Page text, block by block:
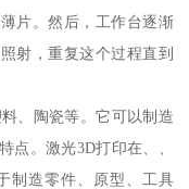
片。然后，工作台逐渐
射，重复这个过程直到
、陶瓷等。它可以制造
点。激光3D打印在、、
制造零件、原型、工具